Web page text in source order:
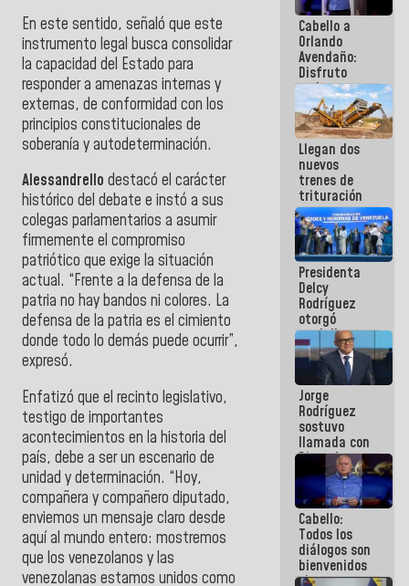
En este sentido, señaló que este
instrumento legal busca consolidar
la capacidad del Estado para
responder a amenazas internas y
externas, de conformidad con los
principios constitucionales de
soberanía y autodeterminación.
Alessandrello destacó el carácter
histórico del debate e instó a sus
colegas parlamentarios a asumir
firmemente el compromiso
patriótico que exige la situación
actual. “Frente a la defensa de la
patria no hay bandos ni colores. La
defensa de la patria es el cimiento
donde todo lo demás puede ocurrir”,
expresó.
Enfatizó que el recinto legislativo,
testigo de importantes
acontecimientos en la historia del
país, debe a ser un escenario de
unidad y determinación. “Hoy,
compañera y compañero diputado,
enviemos un mensaje claro desde
aquí al mundo entero: mostremos
que los venezolanos y las
venezolanas estamos unidos como
Cabello a
Orlando
Avendaño:
Disfruto
cada vez
que escribes
porque lo
que haces
es
embarrarla
Llegan dos
nuevos
trenes de
trituración
para
optimizar
manejo de
escombros
en La Guaira
Presidenta
Delcy
Rodríguez
otorgó
medalla
"Héroe de
Venezuela"
a servidores
públicos
Jorge
Rodríguez
sostuvo
llamada con
Dinorah
Figuera y
acuerdan
primer
encuentro
presencial
para el
diálogo
Cabello:
Todos los
diálogos son
bienvenidos
siempre que